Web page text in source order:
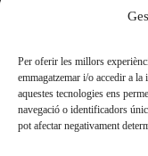
Per oferir les millors
emmagatzemar i/o accedir a
aquestes tecnologies ens
navegació o identificadors
pot afectar negativament